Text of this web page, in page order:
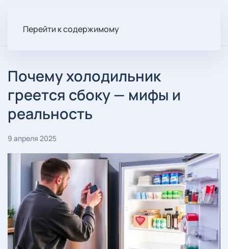
Перейти к содержимому
Почему холодильник
греется сбоку — мифы и
реальность
9 апреля 2025